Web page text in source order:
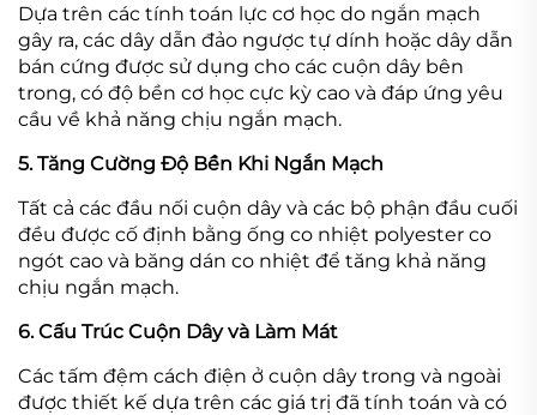
Dựa trên các tính toán lực cơ học do ngắn mạch
gây ra, các dây dẫn đảo ngược tự dính hoặc dây dẫn
bán cứng được sử dụng cho các cuộn dây bên
trong, có độ bền cơ học cực kỳ cao và đáp ứng yêu
cầu về khả năng chịu ngắn mạch.
5. Tăng Cường Độ Bền Khi Ngắn Mạch
Tất cả các đầu nối cuộn dây và các bộ phận đầu cuối
đều được cố định bằng ống co nhiệt polyester co
ngót cao và băng dán co nhiệt để tăng khả năng
chịu ngắn mạch.
6. Cấu Trúc Cuộn Dây và Làm Mát
Các tấm đệm cách điện ở cuộn dây trong và ngoài
được thiết kế dựa trên các giá trị đã tính toán và có